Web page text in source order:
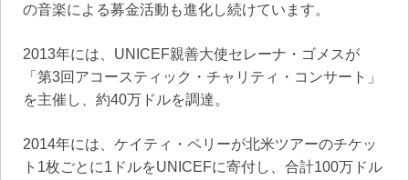
の音楽による募金活動も進化し続けています。
2013年には、UNICEF親善大使セレーナ・ゴメスが
「第3回アコースティック・チャリティ・コンサート」
を主催し、約40万ドルを調達。
2014年には、ケイティ・ペリーが北米ツアーのチケッ
ト1枚ごとに1ドルをUNICEFに寄付し、合計100万ドル